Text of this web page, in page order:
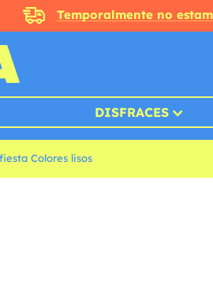
Temporalmente no
DISFRACES
Colores lisos